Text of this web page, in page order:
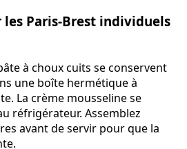
Paris-Brest individuels
à choux cuits se conservent
une boîte hermétique à
La crème mousseline se
réfrigérateur. Assemblez
avant de servir pour que la